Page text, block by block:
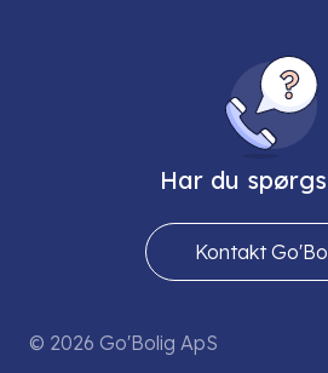
Send os en sikker mail
Har du
Kontakt
© 2026 Go'Bolig ApS